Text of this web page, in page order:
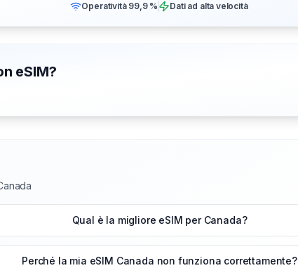
Operatività 99,9 % Dati ad alta velocità
eSIM?
Qual è la migliore eSIM per Canada?
Perché la mia eSIM Canada non funziona correttamente?